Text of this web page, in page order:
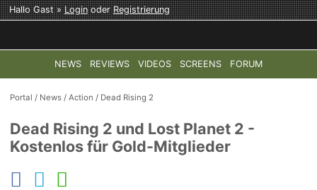
Hallo Gast »LoginoderRegistrierung
NEWS REVIEWS VIDEOS SCREENS FORUM
TOP-THEMEN: COD: MODERN WARFARE 4 HALO:
Portal / News /Action / Dead Rising 2
Dead Rising 2 und Lost Planet 2 -
Kostenlos für Gold-Mitglieder